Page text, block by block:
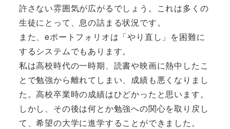
許さない雰囲気が広がるでしょう。これは多くの
生徒にとって、息の詰まる状況です。
また、eポートフォリオは「やり直し」を困難に
するシステムでもあります。
私は高校時代の一時期、読書や映画に熱中したこ
とで勉強から離れてしまい、成績も悪くなりまし
た。高校卒業時の成績はひどかったと思います。
しかし、その後は何とか勉強への関心を取り戻し
て、希望の大学に進学することができました。